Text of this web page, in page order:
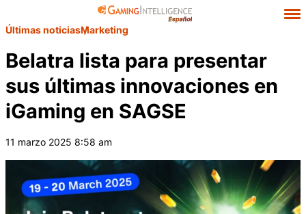
Últimas noticiasMarketing
Belatra lista para presentar
sus últimas innovaciones en
iGaming en SAGSE
11 marzo 2025 8:58 am